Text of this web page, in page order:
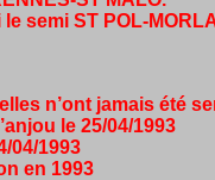
semi ST POL-
n’ont jamais été
le 25/04/1993
04/1993
en 1993